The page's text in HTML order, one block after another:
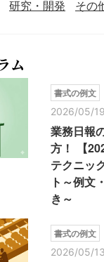
研究・開発 その
ム
書式の例文
2026/05/19
業務日報
方！ 【
テクニッ
ト～例文
き～
書式の例文
2026/05/13